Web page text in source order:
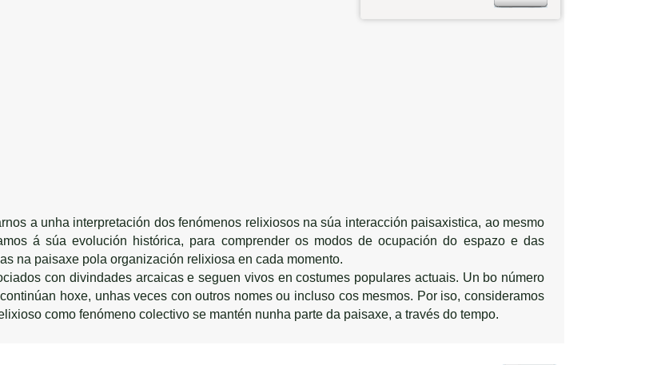
a unha interpretación dos fenómenos relixiosos na súa interacción paisaxistica, ao mesmo
á súa evolución histórica, para comprender os modos de ocupación do espazo e das
na paisaxe pola organización relixiosa en cada momento.
con divindades arcaicas e seguen vivos en costumes populares actuais. Un bo número
hoxe, unhas veces con outros nomes ou incluso cos mesmos. Por iso, consideramos
como fenómeno colectivo se mantén nunha parte da paisaxe, a través do tempo.